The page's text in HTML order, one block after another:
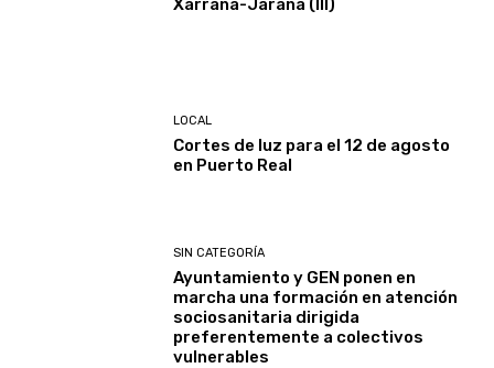
Xarrana-Jarana (III)
LOCAL
Cortes de luz para el 12 de agosto
en Puerto Real
SIN CATEGORÍA
Ayuntamiento y GEN ponen en
marcha una formación en atención
sociosanitaria dirigida
preferentemente a colectivos
vulnerables